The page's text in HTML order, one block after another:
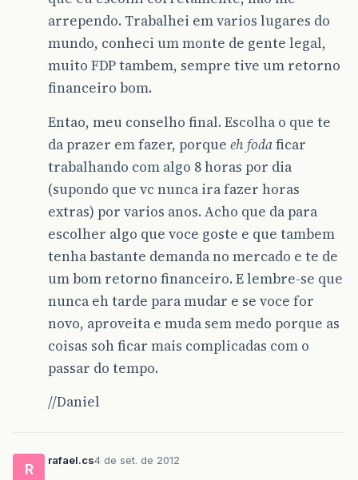
arrependo. Trabalhei em varios lugares do
mundo, conheci um monte de gente legal,
muito FDP tambem, sempre tive um retorno
financeiro bom.
Entao, meu conselho final. Escolha o que te
da prazer em fazer, porque eh fodaficar
trabalhando com algo 8 horas por dia
(supondo que vc nunca ira fazer horas
extras) por varios anos. Acho que da para
escolher algo que voce goste e que tambem
tenha bastante demanda no mercado e te de
um bom retorno financeiro. E lembre-se que
nunca eh tarde para mudar e se voce for
novo, aproveita e muda sem medo porque as
coisas soh ficar mais complicadas com o
passar do tempo.
//Daniel
R
rafael.cs4 de set. de 2012